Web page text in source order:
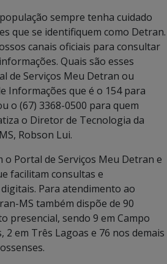
sempre tenha cuidado
que se identifiquem como Detran.
canais oficiais para consultar
Quais são esses
de Serviços Meu Detran ou
Informações que é o 154 para
o (67) 3368-0500 para quem
o Diretor de Tecnologia da
Robson Lui.
o Portal de Serviços Meu Detran e
facilitam consultas e
Para atendimento ao
MS também dispõe de 90
presencial, sendo 9 em Campo
2 em Três Lagoas e 76 nos demais